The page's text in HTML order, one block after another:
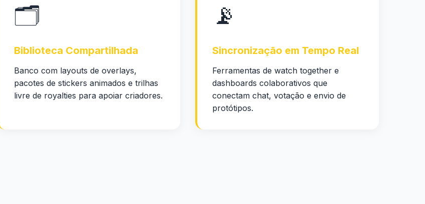
🗂️
Biblioteca Compartilhada
Banco com layouts de overlays,
pacotes de stickers animados e trilhas
livre de royalties para apoiar criadores.
📡
Sincronização em Tempo Real
Ferramentas de watch together e
dashboards colaborativos que
conectam chat, votação e envio de
protótipos.